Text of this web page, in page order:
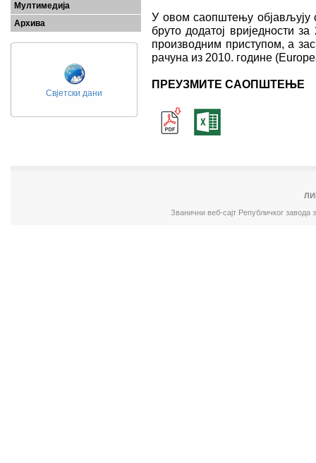
Мултимедија
Архива
Свјетски дани
У овом саопштењу објављују
бруто додатој вриједности
производним приступом, а
рачуна из 2010. године
ПРЕУЗМИТЕ САОПШТЕЊЕ
Званични веб-сајт Републичког